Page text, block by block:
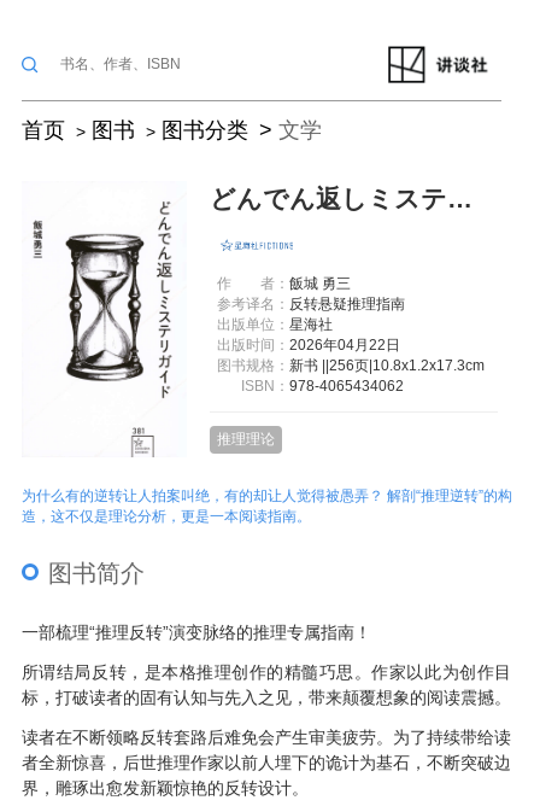
首页 图书 图书分类 文学
どんでん返しミステリガイド
作 者：飯城 勇三
参考译名： 反转悬疑推理指南
出版单位：星海社
出版时间：2026年04月22日
图书规格：新书 ||256页|10.8x1.2x17.3cm
ISBN：978-4065434062
推理理论
为什么有的逆转让人拍案叫绝，有的却让人觉得被愚弄？ 解剖“推理逆转”的构
造，这不仅是理论分析，更是一本阅读指南。
图书简介
一部梳理“推理反转”演变脉络的推理专属指南！
所谓结局反转，是本格推理创作的精髓巧思。作家以此为创作目
标，打破读者的固有认知与先入之见，带来颠覆想象的阅读震撼。
读者在不断领略反转套路后难免会产生审美疲劳。为了持续带给读
者全新惊喜，后世推理作家以前人埋下的诡计为基石，不断突破边
界，雕琢出愈发新颖惊艳的反转设计。